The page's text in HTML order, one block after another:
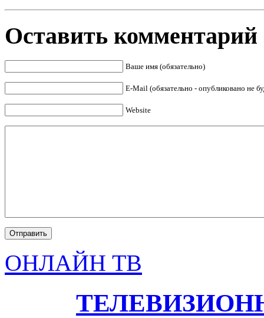
Оставить комментарий
Ваше имя (обязательно)
E-Mail (обязательно - опубликовано не
Website
ОНЛАЙН ТВ